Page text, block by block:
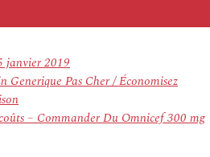
janvier 2019
Generique Pas Cher / Économisez
– Commander Du Omnicef 300 mg